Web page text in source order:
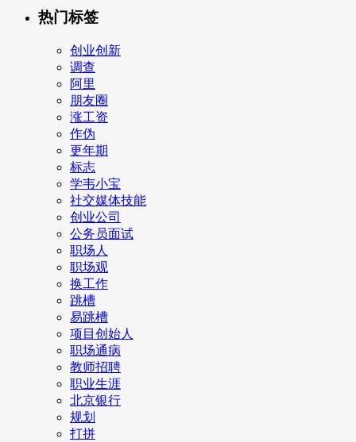
热门标签
创业创新
调查
阿里
朋友圈
涨工资
作伪
更年期
标志
学韦小宝
社交媒体技能
创业公司
公务员面试
职场人
职场观
换工作
跳槽
易跳槽
项目创始人
职场通病
教师招聘
职业生涯
北京银行
规划
打拼